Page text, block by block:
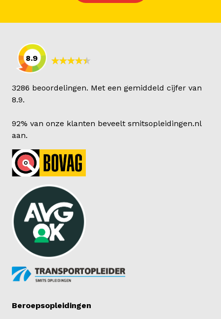
8.9
3286 beoordelingen. Met een gemiddeld cijfer van
8.9.
92% van onze klanten beveelt smitsopleidingen.nl
aan.
Beroepsopleidingen